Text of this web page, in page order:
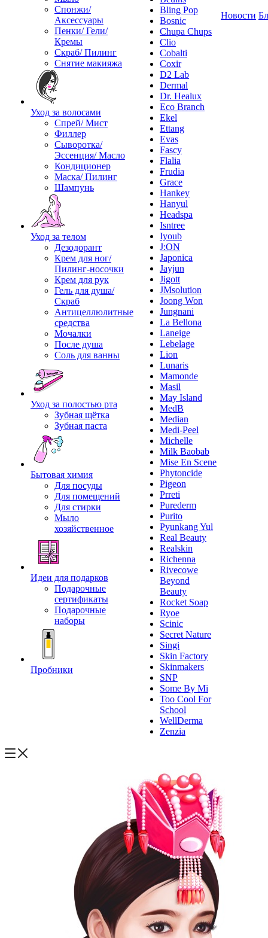
Спонжи/
Аксессуары
Пенки/ Гели/
Кремы
Скраб/ Пилинг
Снятие макияжа
Уход за волосами
Спрей/ Мист
Филлер
Сыворотка/
Эссенция/ Масло
Кондиционер
Маска/ Пилинг
Шампунь
Уход за телом
Дезодорант
Крем для ног/
Пилинг-носочки
Крем для рук
Гель для душа/
Скраб
Антицеллюлитные
средства
Мочалки
После душа
Соль для ванны
Уход за полостью рта
Зубная щётка
Зубная паста
Бытовая химия
Для посуды
Для помещений
Для стирки
Мыло
хозяйственное
Идеи для подарков
Подарочные
сертификаты
Подарочные
наборы
Пробники
Bling Pop
Bosnic
Chupa Chups
Clio
Cobalti
Coxir
D2 Lab
Dermal
Dr. Healux
Eco Branch
Ekel
Ettang
Evas
Fascy
Flalia
Frudia
Grace
Hankey
Hanyul
Headspa
Isntree
Iyoub
J:ON
Japonica
Jayjun
Jigott
JMsolution
Joong Won
Jungnani
La Bellona
Laneige
Lebelage
Lion
Lunaris
Mamonde
Masil
May Island
MedB
Median
Medi-Peel
Michelle
Milk Baobab
Mise En Scene
Phytoncide
Pigeon
Prreti
Purederm
Purito
Pyunkang Yul
Real Beauty
Realskin
Richenna
Rivecowe
Beyond
Beauty
Rocket Soap
Ryoe
Scinic
Secret Nature
Singi
Skin Factory
Skinmakers
SNP
Some By Mi
Too Cool For
School
WellDerma
Zenzia
Новости